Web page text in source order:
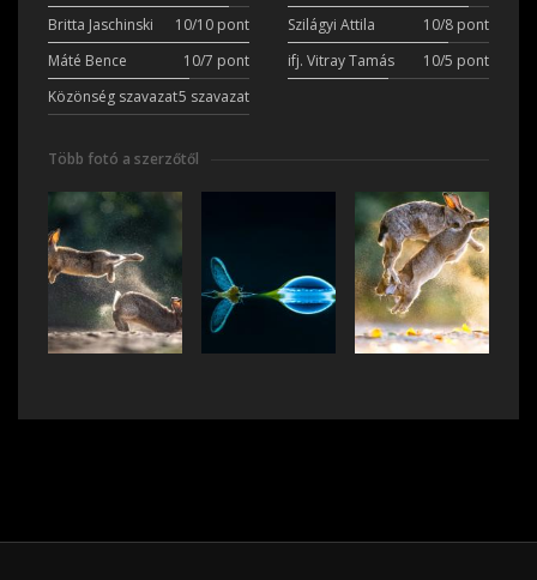
Britta Jaschinski
10/10 pont Szilágyi Attila
10/8 pont
Máté Bence
10/7 pont ifj. Vitray Tamás
10/5 pont
Közönség szavazat5 szavazat
Több fotó a szerzőtől